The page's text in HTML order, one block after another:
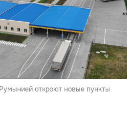
откроют новые пункты